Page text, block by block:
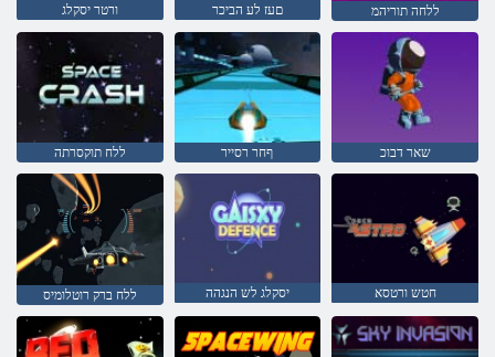
ורטר יסקלג םעז לע הביכר ללחה תוריהמ
ללח תוקסרתה ףחר רסייר שאר דבוכ
ללח ברק רוטלומיס יסקלג לש הנגהה חטש ורטסא